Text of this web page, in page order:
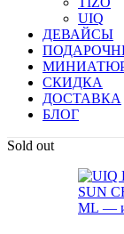
UIQ
ДЕВАЙСЫ
СКИДКА
ДОСТАВКА
БЛОГ
Sold out